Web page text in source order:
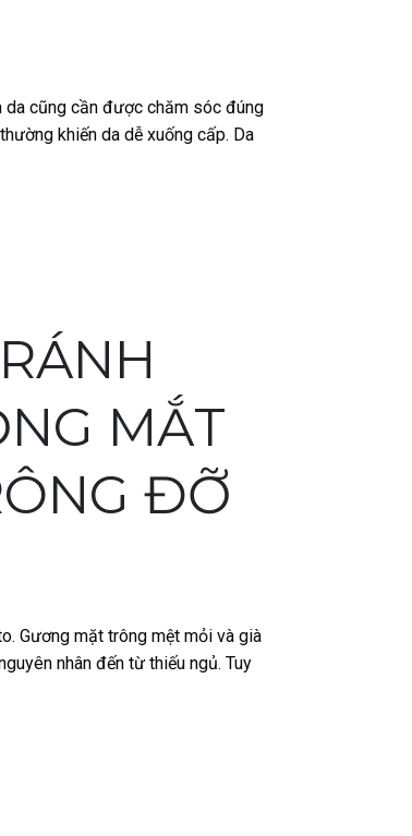
da cũng cần được chăm sóc đúng
khiến da dễ xuống cấp. Da
MẮT
ĐỠ
Gương mặt trông mệt mỏi và già
nhân đến từ thiếu ngủ. Tuy